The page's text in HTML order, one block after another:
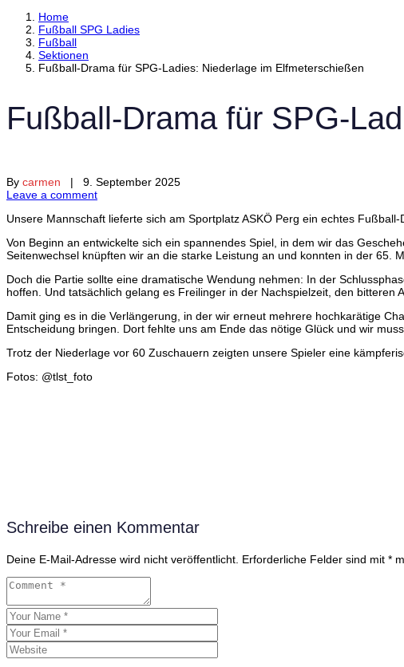
Home
Fußball SPG Ladies
Fußball
Sektionen
Fußball-Drama für SPG-Ladies: Niederlage im Elfmeterschießen
Fußball-Drama für SPG-
By carmen | 9. September 2025
Leave a comment
Unsere Mannschaft lieferte sich am Sportplatz ASKÖ Perg ein echtes
Von Beginn an entwickelte sich ein spannendes Spiel, in dem wir das
Seitenwechsel knüpften wir an die starke Leistung an und konnten in der 65.
Doch die Partie sollte eine dramatische Wendung nehmen: In der
hoffen. Und tatsächlich gelang es Freilinger in der Nachspielzeit, den bitteren
Damit ging es in die Verlängerung, in der wir erneut mehrere hochkarätige
Entscheidung bringen. Dort fehlte uns am Ende das nötige Glück und wir
Trotz der Niederlage vor 60 Zuschauern zeigten unsere Spieler eine
Fotos: @tlst_foto
Schreibe einen Kommentar
Deine E-Mail-Adresse wird nicht veröffentlicht. Erforderliche Felder sind mit *